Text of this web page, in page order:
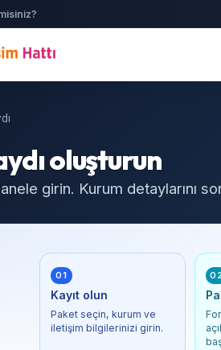
oluşturun
panele girin. Kurum detaylarını
01
Kayıt olun
Paket seçin, kurum ve
iletişim bilgilerinizi girin.